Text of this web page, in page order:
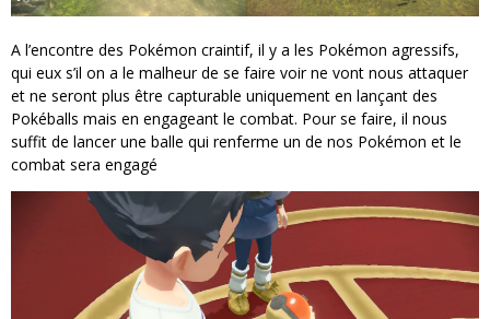
A l’encontre des Pokémon craintif, il y a les Pokémon agressifs,
qui eux s’il on a le malheur de se faire voir ne vont nous attaquer
et ne seront plus être capturable uniquement en lançant des
Pokéballs mais en engageant le combat. Pour se faire, il nous
suffit de lancer une balle qui renferme un de nos Pokémon et le
combat sera engagé